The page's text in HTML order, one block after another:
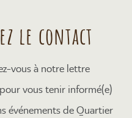
le contact
vous à notre lettre
vous tenir informé(e)
événements de Quartier